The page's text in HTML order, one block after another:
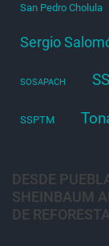
San Pedro Cholula
Sergio
SOSAPACH
SSPTM
DESDE
SHEINBAUM
DE